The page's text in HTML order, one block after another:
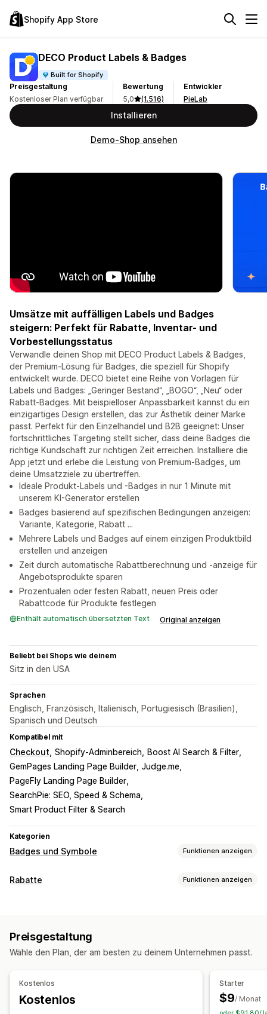
Shopify App Store
DECO Product Labels & Badges
Built for Shopify
Preisgestaltung
Kostenloser Plan verfügbar
Bewertung
5,0
(1.516)
Entwickler
PieLab
Installieren
Demo-Shop ansehen
Umsätze mit auffälligen Labels und Badges
steigern: Perfekt für Rabatte, Inventar- und
Vorbestellungsstatus
Verwandle deinen Shop mit DECO Product Labels & Badges,
der Premium-Lösung für Badges, die speziell für Shopify
entwickelt wurde. DECO bietet eine Reihe von Vorlagen für
Labels und Badges: „Geringer Bestand“, „BOGO“, „Neu“ oder
Rabatt-Badges. Mit beispielloser Anpassbarkeit kannst du ein
einzigartiges Design erstellen, das zur Ästhetik deiner Marke
passt. Perfekt für den Einzelhandel und B2B geeignet: Unser
fortschrittliches Targeting stellt sicher, dass deine Badges die
richtige Kundschaft zur richtigen Zeit erreichen. Installiere die
App jetzt und erlebe die Leistung von Premium-Badges, um
deine Umsatzziele zu übertreffen.
Ideale Produkt-Labels und -Badges in nur 1 Minute mit
unserem KI-Generator erstellen
Badges basierend auf spezifischen Bedingungen anzeigen:
Variante, Kategorie, Rabatt ...
Mehrere Labels und Badges auf einem einzigen Produktbild
erstellen und anzeigen
Zeit durch automatische Rabattberechnung und -anzeige für
Angebotsprodukte sparen
Prozentualen oder festen Rabatt, neuen Preis oder
Rabattcode für Produkte festlegen
Enthält automatisch übersetzten Text Original anzeigen
Beliebt bei Shops wie deinem
Sitz in den USA
Sprachen
Englisch, Französisch, Italienisch, Portugiesisch (Brasilien),
Spanisch und Deutsch
Kompatibel mit
Checkout Shopify-Adminbereich
Boost AI Search & Filter
GemPages Landing Page Builder Judge.me
PageFly Landing Page Builder
SearchPie: SEO, Speed & Schema
Smart Product Filter & Search
Kategorien
Badges und Symbole Funktionen anzeigen
Symboltypen
Anpassung
Benutzerdefinierter Text
Größe
Tooltipps
Datei-Upload
Responsivität für Mobilgeräte
Rabatte Funktionen anzeigen
Banner
Preisgestaltung
Wähle den Plan, der am besten zu deinem Unternehmen passt.
Kostenlos
Kostenlos
Starter
$9/ Monat